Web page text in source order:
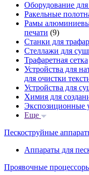
Оборудование
Ракельные
Рамы
печати (9)
Станки для
Стеллажи для
Трафаретная сетка
Устройства для
для очистки
Устройства для
Химия для
Экспозиционные
Еще
Пескоструйные
Аппараты для
Проявочные